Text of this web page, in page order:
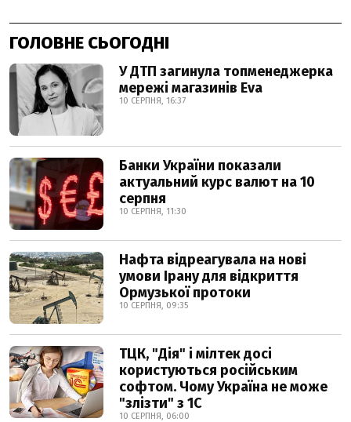
ГОЛОВНЕ СЬОГОДНІ
У ДТП загинула топменеджерка
мережі магазинів Eva
10 СЕРПНЯ, 16:37
Банки України показали
актуальний курс валют на 10
серпня
10 СЕРПНЯ, 11:30
Нафта відреагувала на нові
умови Ірану для відкриття
Ормузької протоки
10 СЕРПНЯ, 09:35
ТЦК, "Дія" і мілтек досі
користуються російським
софтом. Чому Україна не може
"злізти" з 1С
10 СЕРПНЯ, 06:00